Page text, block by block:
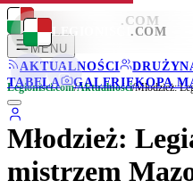
LEGIONISCI .COM
MENU
AKTUALNOŚCI
TABELA
GALERIEKOPA
LEGIONISCI .COM
Legionisci.com/Aktualności/Młodzież:
Młodzież:
mistrzem